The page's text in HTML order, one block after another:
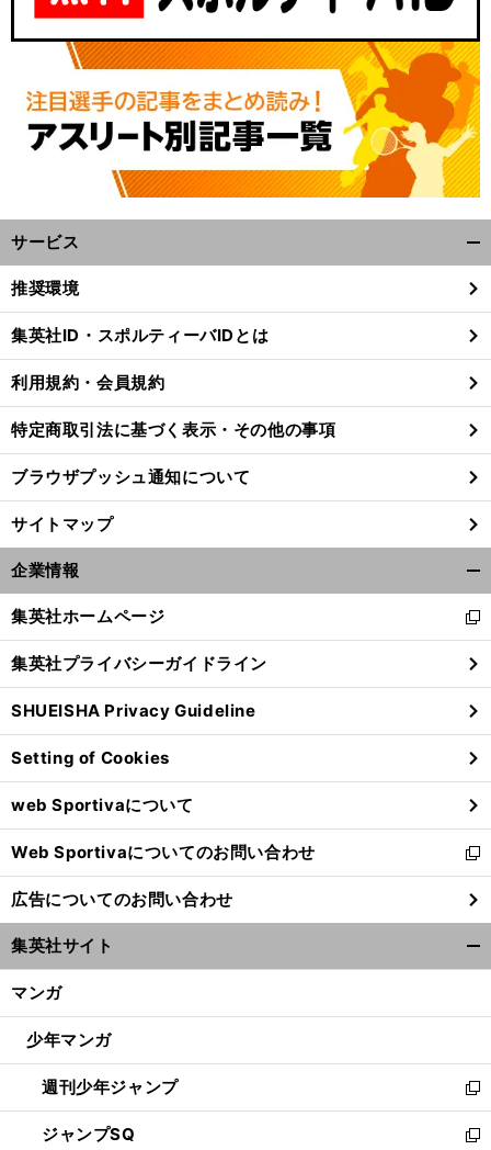
前
サービス
閉
る
推奨環境
集英社ID・スポルティーバIDとは
利用規約・会員規約
特定商取引法に基づく表示・その他の事項
ブラウザプッシュ通知について
サイトマップ
企業情報
閉
る
集英社ホームページ
新
し
い
ウ
ィ
ン
ド
ウ
で
開
く
集英社プライバシーガイドライン
SHUEISHA Privacy Guideline
Setting of Cookies
web Sportivaについて
Web Sportivaについてのお問い合わせ
新
し
い
ウ
ィ
ン
ウ
開
く
広告についてのお問い合わせ
集英社サイト
マンガ
少年マンガ
週刊少年ジャンプ
新
し
い
ジャンプSQ
新